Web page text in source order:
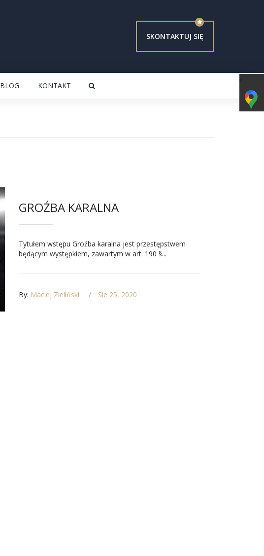
SKONTAKTUJ SIĘ
BLOG KONTAKT
GROŹBA KARALNA
Tytułem wstępu Groźba karalna jest przestępstwem
będącym występkiem, zawartym w art. 190 §...
By: Maciej Zieliński Sie 25, 2020